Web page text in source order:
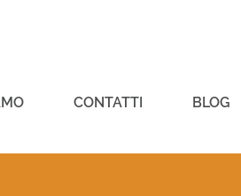
CONTATTI BLOG